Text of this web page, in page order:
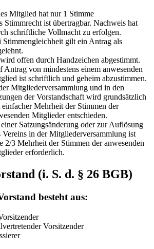
Mitglied hat nur 1 Stimme
Stimmrecht ist übertragbar. Nachweis hat
schriftliche Vollmacht zu erfolgen.
Stimmengleichheit gilt ein Antrag als
offen durch Handzeichen abgestimmt.
Antrag von mindestens einem anwesenden
ist schriftlich und geheim abzustimmen.
Mitgliederversammlung und in den
der Vorstandschaft wird grundsätzlich
einfacher Mehrheit der Stimmen der
Mitglieder entschieden.
Satzungsänderung oder zur Auflösung
Vereins in der Mitgliederversammlung ist
2/3 Mehrheit der Stimmen der anwesenden
erforderlich.
(i. S. d. § 26 BGB)
besteht aus:
Vorsitzender